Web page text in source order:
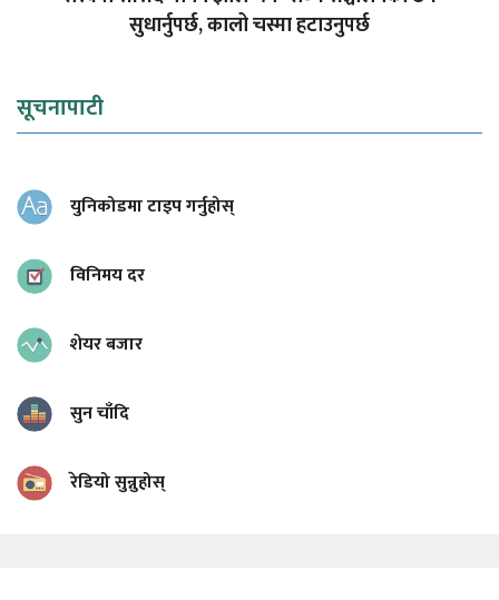
सुधार्नुपर्छ, कालो चस्मा हटाउनुपर्छ
सूचनापाटी
युनिकोडमा टाइप गर्नुहोस्
विनिमय दर
शेयर बजार
सुन चाँदि
रेडियो सुन्नुहोस्